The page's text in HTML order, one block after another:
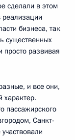
сделали в этом
реализации
бизнеса, так
существенных
просто развивая
и все они,
характер.
пассажирского
Санкт-